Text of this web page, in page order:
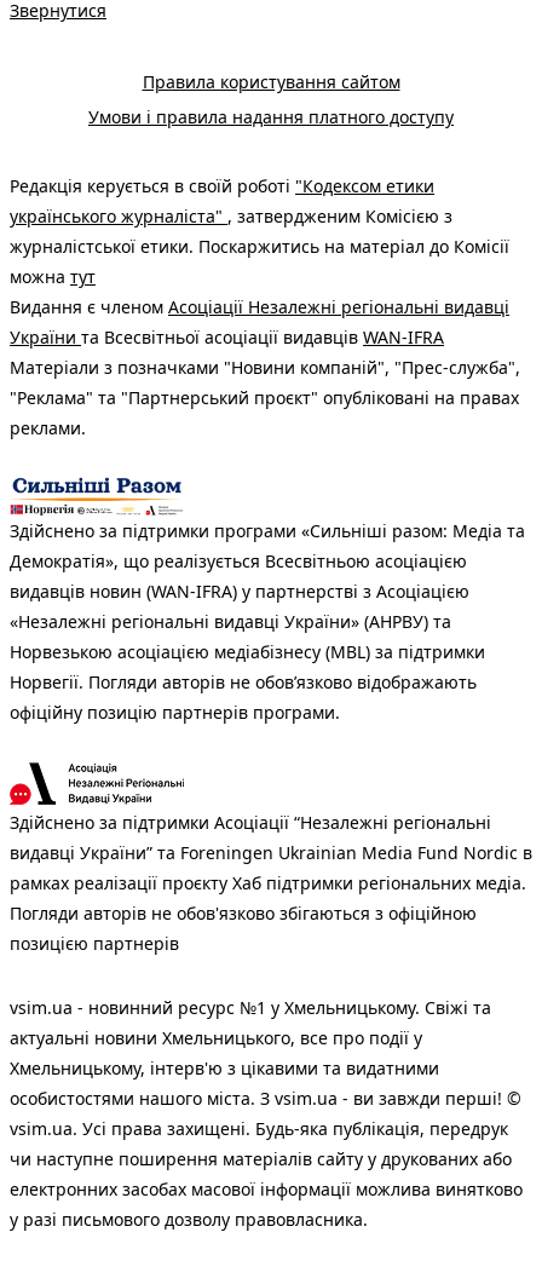
Звернутися
Правила користування сайтом
Умови і правила надання платного доступу
Редакція керується в своїй роботі "Кодексом етики
українського журналіста" , затвердженим Комісією з
журналістської етики. Поскаржитись на матеріал до Комісії
можна тут
Видання є членом Асоціації Незалежні регіональні видавці
України та Всесвітньої асоціації видавців WAN-IFRA
Матеріали з позначками "Новини компаній", "Прес-служба",
"Реклама" та "Партнерський проєкт" опубліковані на правах
реклами.
Здійснено за підтримки програми «Сильніші разом: Медіа та
Демократія», що реалізується Всесвітньою асоціацією
видавців новин (WAN-IFRA) у партнерстві з Асоціацією
«Незалежні регіональні видавці України» (АНРВУ) та
Норвезькою асоціацією медіабізнесу (MBL) за підтримки
Норвегії. Погляди авторів не обов’язково відображають
офіційну позицію партнерів програми.
Здійснено за підтримки Асоціації “Незалежні регіональні
видавці України” та Foreningen Ukrainian Media Fund Nordic в
рамках реалізації проєкту Хаб підтримки регіональних медіа.
Погляди авторів не обов'язково збігаються з офіційною
позицією партнерів
vsim.ua - новинний ресурс №1 у Хмельницькому. Свіжі та
актуальні новини Хмельницького, все про події у
Хмельницькому, інтерв'ю з цікавими та видатними
особистостями нашого міста. З vsim.ua - ви завжди перші! ©
vsim.ua. Усі права захищені. Будь-яка публiкацiя, передрук
чи наступне поширення матеріалів сайту у друкованих або
електронних засобах масової інформації можлива винятково
у разі письмового дозволу правовласника.